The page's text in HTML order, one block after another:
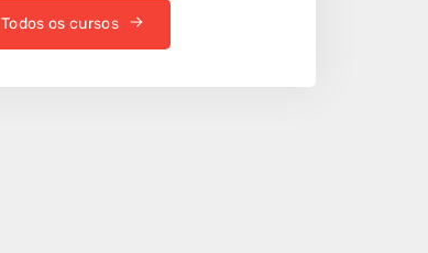
Todos os cursos